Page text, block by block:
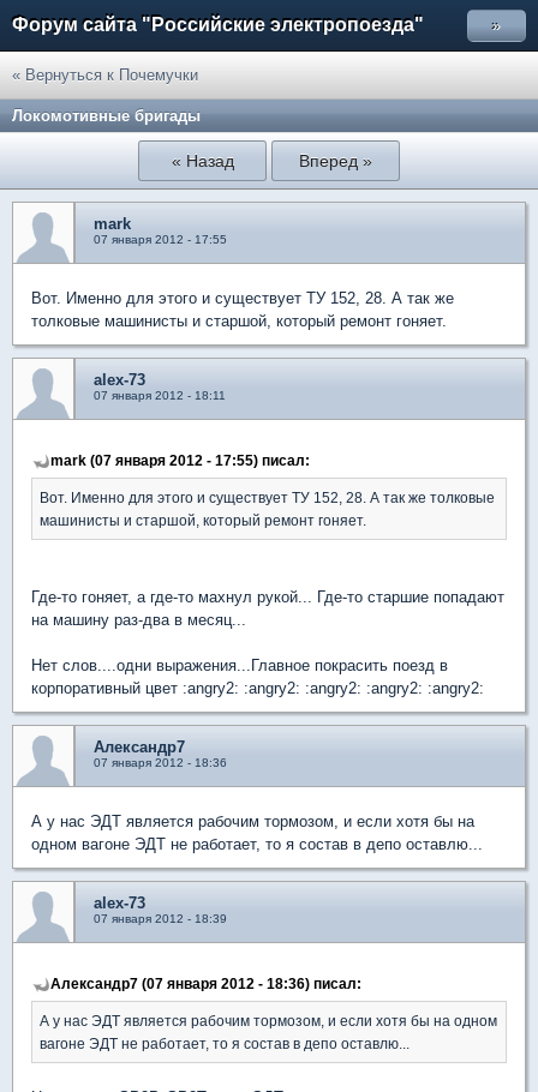
Форум сайта "Российские электропоезда" »
« Вернуться к Почемучки
Локомотивные бригады
« Назад Вперед »
mark
07 января 2012 - 17:55
Вот. Именно для этого и существует ТУ 152, 28. А так же
толковые машинисты и старшой, который ремонт гоняет.
alex-73
07 января 2012 - 18:11
mark (07 января 2012 - 17:55) писал:
Вот. Именно для этого и существует ТУ 152, 28. А так же толковые
машинисты и старшой, который ремонт гоняет.
Где-то гоняет, а где-то махнул рукой... Где-то старшие попадают
на машину раз-два в месяц...
Нет слов....одни выражения...Главное покрасить поезд в
корпоративный цвет :angry2: :angry2: :angry2: :angry2: :angry2:
Александр7
07 января 2012 - 18:36
А у нас ЭДТ является рабочим тормозом, и если хотя бы на
одном вагоне ЭДТ не работает, то я состав в депо оставлю...
alex-73
07 января 2012 - 18:39
Александр7 (07 января 2012 - 18:36) писал:
А у нас ЭДТ является рабочим тормозом, и если хотя бы на одном
вагоне ЭДТ не работает, то я состав в депо оставлю...